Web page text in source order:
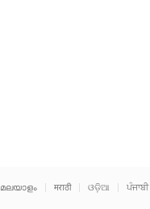
മലയാളം मराठी ଓଡ଼ିଆ ਪੰਜਾਬੀ